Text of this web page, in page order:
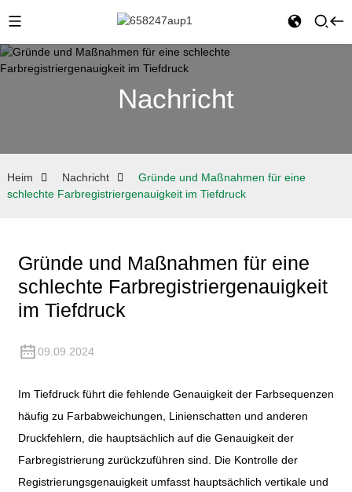
Nachricht
Heim Nachricht
Gründe und Maßnahmen für eine
schlechte Farbregistriergenauigkeit im Tiefdruck
Gründe und Maßnahmen für eine
schlechte Farbregistriergenauigkeit
im Tiefdruck
09.09.2024
Im Tiefdruck führt die fehlende Genauigkeit der Farbsequenzen
häufig zu Farbabweichungen, Linienschatten und anderen
Druckfehlern, die hauptsächlich auf die Genauigkeit der
Farbregistrierung zurückzuführen sind. Die Kontrolle der
Registrierungsgenauigkeit umfasst hauptsächlich vertikale und